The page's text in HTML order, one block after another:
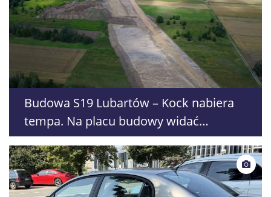
Budowa S19 Lubartów – Kock nabiera
tempa. Na placu budowy widać
pierwsze efekty prac